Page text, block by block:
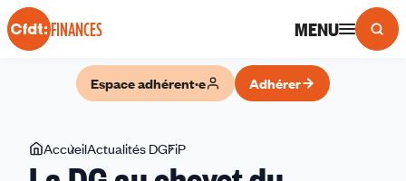
Panneau de gestion des cookies
FINANCES MENU
Espace adhérent·e Adhérer
Vous
êtes
AccueilActualités DGFiP